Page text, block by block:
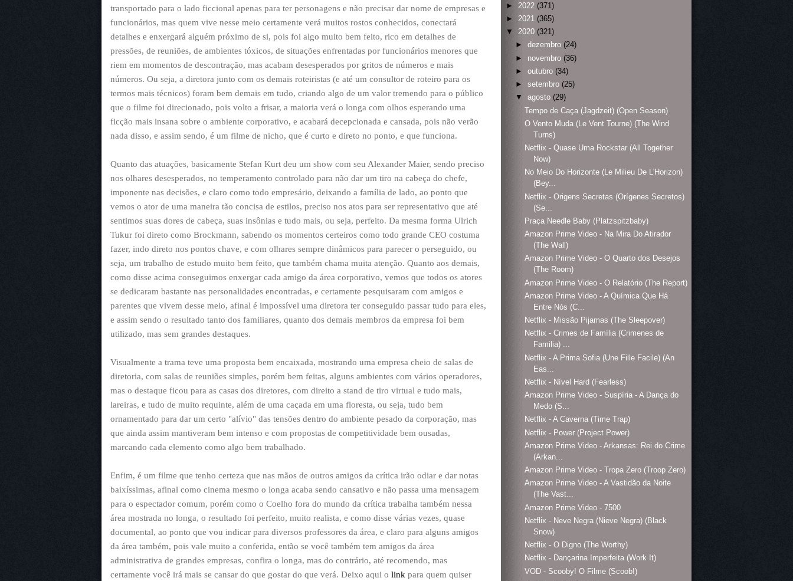
transportado para o lado ficcional apenas para ter personagens e não precisar dar nome de empresas e
funcionários, mas quem vive nesse meio certamente verá muitos rostos conhecidos, conectará
detalhes e enxergará alguém próximo de si, pois foi algo muito bem feito, rico em detalhes de
pressões, de reuniões, de ambientes tóxicos, de situações enfrentadas por funcionários menores que
riem em momentos de descontração, mas acabam desesperados por gritos de números e mais
números. Ou seja, a diretora junto com os demais roteiristas (e até um consultor de roteiro para os
termos mais técnicos) foram bem demais em tudo, criando algo de um valor tremendo para o público
que o filme foi direcionado, pois volto a frisar, a maioria verá o longa com olhos esperando uma
ficção mais insana sobre o ambiente corporativo, e acabará decepcionada e cansada, pois não verão
nada disso, e assim sendo, é um filme de nicho, que é curto e direto no ponto, e que funciona.
Quanto das atuações, basicamente Stefan Kurt deu um show com seu Alexander Maier, sendo preciso
nos olhares desesperados, no temperamento controlado para não dar um tiro na cabeça do chefe,
imponente nas decisões, e claro como todo empresário, deixando a família de lado, ao ponto que
vemos o ator de uma maneira tão concisa de estilos, preciso nos atos para ser representativo que até
sentimos suas dores de cabeça, suas insônias e tudo mais, ou seja, perfeito. Da mesma forma Ulrich
Tukur foi direto como Brockmann, sabendo os momentos certeiros como todo grande CEO costuma
fazer, indo direto nos pontos chave, e com olhares sempre dinâmicos para parecer o perseguido, ou
seja, um trabalho de estudo muito bem feito, que também chama muita atenção. Quanto aos demais,
como disse acima conseguimos enxergar cada amigo da área corporativo, vemos que todos os atores
se dedicaram bastante nas personalidades encontradas, e certamente pesquisaram com amigos e
parentes que vivem desse meio, afinal é impossível uma diretora ter conseguido passar tudo para eles,
e assim sendo o resultado tanto dos familiares, quanto dos demais membros da empresa foi bem
utilizado, mas sem grandes destaques.
Visualmente a trama teve uma proposta bem encaixada, mostrando uma empresa cheio de salas de
diretoria, com salas de reuniões simples, porém bem feitas, alguns ambientes com vários operadores,
mas o destaque ficou para as casas dos diretores, com direito a stand de tiro virtual e tudo mais,
lareiras, e tudo de muito requinte, além de uma caçada em uma floresta, ou seja, tudo bem
ornamentado para dar um certo "alívio" das tensões dentro do ambiente pesado da corporação, mas
que ainda assim mantiveram bem intenso e com propostas de competitividade bem ousadas,
marcando cada elemento como algo bem trabalhado.
Enfim, é um filme que tenho certeza que nas mãos de outros amigos da crítica irão odiar e dar notas
baixíssimas, afinal como cinema mesmo o longa acaba sendo cansativo e não passa uma mensagem
para o espectador comum, porém como o Coelho fora do mundo da crítica trabalha também nessa
área mostrada no longa, o resultado foi perfeito, muito realista, e como disse várias vezes, quase
documental, ao ponto que vou indicar para diversos professores da área, e claro para alguns amigos
da área também, pois vale muito a conferida, então se você também tem amigos da área
administrativa de grandes empresas, confira o longa, mas do contrário, até recomendo, mas
certamente você irá mais se cansar do que gostar do que verá. Deixo aqui o link para quem quiser
► 2022 (371)
► 2021 (365)
▼
2020 (321)
► dezembro (24)
► novembro (36)
► outubro (34)
► setembro (25)
▼
agosto (29)
Tempo de Caça (Jagdzeit) (Open Season)
O Vento Muda (Le Vent Tourne) (The Wind
Turns)
Netflix - Quase Uma Rockstar (All Together
Now)
No Meio Do Horizonte (Le Milieu De L'Horizon)
(Bey...
Netflix - Origens Secretas (Orígenes Secretos)
(Se...
Praça Needle Baby (Platzspitzbaby)
Amazon Prime Video - Na Mira Do Atirador
(The Wall)
Amazon Prime Video - O Quarto dos Desejos
(The Room)
Amazon Prime Video - O Relatório (The Report)
Amazon Prime Video - A Química Que Há
Entre Nós (C...
Netflix - Missão Pijamas (The Sleepover)
Netflix - Crimes de Família (Crimenes de
Familia) ...
Netflix - A Prima Sofia (Une Fille Facile) (An
Eas...
Netflix - Nível Hard (Fearless)
Amazon Prime Video - Suspíria - A Dança do
Medo (S...
Netflix - A Caverna (Time Trap)
Netflix - Power (Project Power)
Amazon Prime Video - Arkansas: Rei do Crime
(Arkan...
Amazon Prime Video - Tropa Zero (Troop Zero)
Amazon Prime Video - A Vastidão da Noite
(The Vast...
Amazon Prime Video - 7500
Netflix - Neve Negra (Nieve Negra) (Black
Snow)
Netflix - O Digno (The Worthy)
Netflix - Dançarina Imperfeita (Work It)
VOD - Scooby! O Filme (Scoob!)